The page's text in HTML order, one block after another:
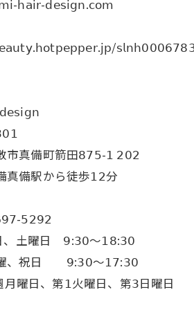
𝗁𝖺𝗂𝗋-𝖽𝖾𝗌𝗂𝗀𝗇.𝖼𝗈𝗆
市真備町箭田𝟪𝟩𝟧-𝟣 𝟤𝟢𝟤
真備駅から徒歩𝟣𝟤分
𝟧𝟤𝟫𝟤
、土曜日 𝟫:𝟥𝟢〜𝟣𝟪:𝟥𝟢
祝日 𝟫:𝟥𝟢〜𝟣𝟩:𝟥𝟢
月曜日、第𝟣火曜日、第𝟥日曜日